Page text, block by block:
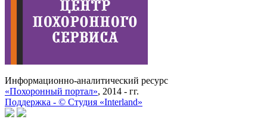
Информационно-аналитический ресурс
«Похоронный портал», 2014 - гг.
Поддержка - © Cтудия «Interland»